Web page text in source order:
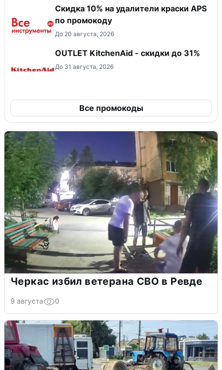
Скидка 10% на удалители краски APS
по промокоду
До 20 августа, 2026
OUTLET KitchenAid - скидки до 31%
До 31 августа, 2026
Все промокоды
Черкас избил ветерана СВО в Ревде
9 августа 0